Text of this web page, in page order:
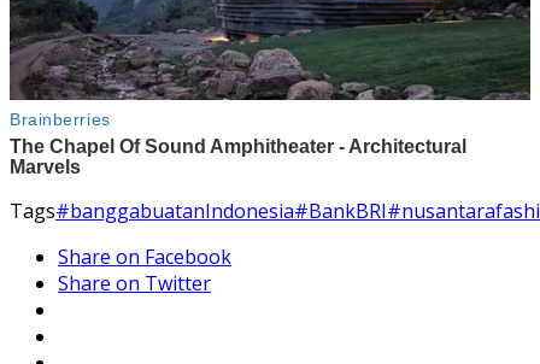
Tags#banggabuatanIndonesia#BankBRI
Share on Facebook
Share on Twitter